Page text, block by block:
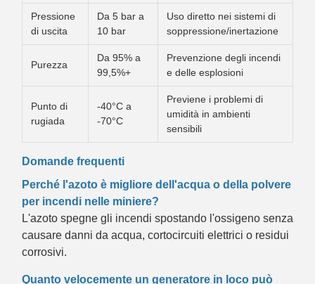
Pressione
di uscita
Da 5 bar a
10 bar
Uso diretto nei sistemi di
soppressione/inertazione
Purezza
Da 95% a
99,5%+
Prevenzione degli incendi
e delle esplosioni
Punto di
rugiada
-40°C a
-70°C
Previene i problemi di
umidità in ambienti
sensibili
Domande frequenti
Perché l'azoto è migliore dell'acqua o della polvere
per incendi nelle miniere?
L'azoto spegne gli incendi spostando l'ossigeno senza
causare danni da acqua, cortocircuiti elettrici o residui
corrosivi.
Quanto velocemente un generatore in loco può